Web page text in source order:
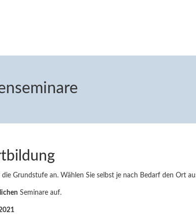
Grundstufe an. Wählen Sie selbst je nach Bedarf den Ort
Seminare auf.